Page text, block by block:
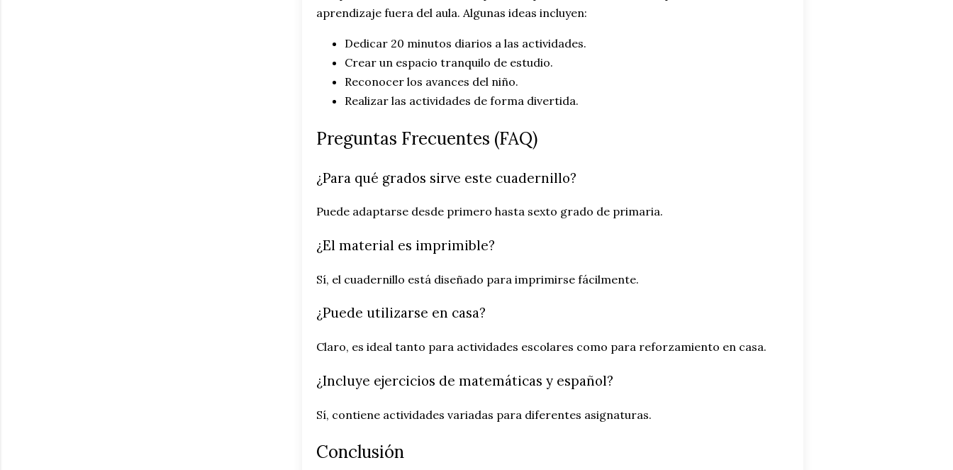
aprendizaje fuera del aula. Algunas ideas incluyen:
Dedicar 20 minutos diarios a las actividades.
Crear un espacio tranquilo de estudio.
Reconocer los avances del niño.
Realizar las actividades de forma divertida.
Preguntas Frecuentes (FAQ)
¿Para qué grados sirve este cuadernillo?
Puede adaptarse desde primero hasta sexto grado de primaria.
¿El material es imprimible?
Sí, el cuadernillo está diseñado para imprimirse fácilmente.
¿Puede utilizarse en casa?
Claro, es ideal tanto para actividades escolares como para reforzamiento en casa.
¿Incluye ejercicios de matemáticas y español?
Sí, contiene actividades variadas para diferentes asignaturas.
Conclusión